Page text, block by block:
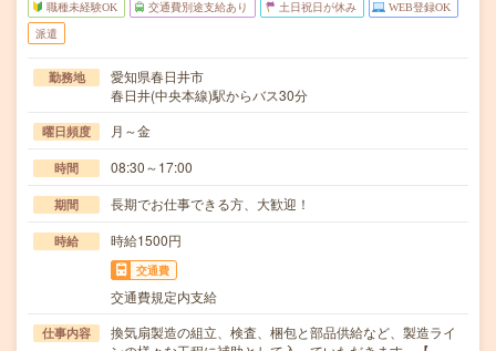
職種未経験OK 交通費別途支給あり 土日祝日が休み WEB登録OK
派遣
勤務地
愛知県春日井市
春日井(中央本線)駅からバス30分
曜日頻度 月～金
時間 08:30～17:00
期間 長期でお仕事できる方、大歓迎！
時給 時給1500円
交通費
交通費規定内支給
仕事内容
換気扇製造の組立、検査、梱包と部品供給など、製造ライ